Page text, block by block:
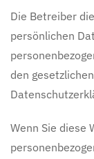
Die Betreiber
persönlichen
den
Wenn Sie diese